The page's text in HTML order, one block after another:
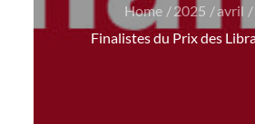
Home 2025 avril
Finalistes du Prix des